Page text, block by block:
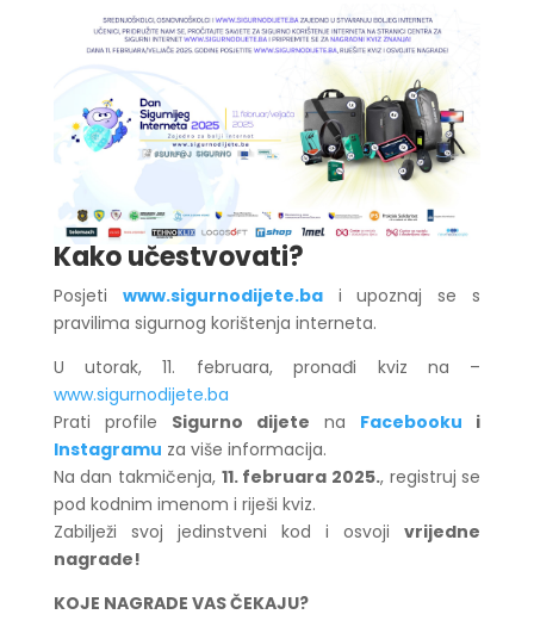
Kako učestvovati?
Posjeti www.sigurnodijete.bai upoznaj se s
pravilima sigurnog korištenja interneta.
U utorak, 11. februara, pronađi kviz na –
www.sigurnodijete.ba
Prati profile Sigurno dijete na Facebooku i
Instagramu za više informacija.
Na dan takmičenja, 11. februara 2025., registruj se
pod kodnim imenom i riješi kviz.
Zabilježi svoj jedinstveni kod i osvojivrijedne
nagrade!
KOJE NAGRADE VAS ČEKAJU?